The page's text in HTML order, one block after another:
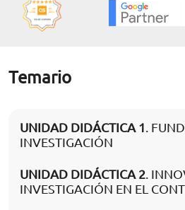
Temario
UNIDAD DIDÁCTICA 1.
INVESTIGACIÓN
UNIDAD DIDÁCTICA 2.
INVESTIGACIÓN EN EL